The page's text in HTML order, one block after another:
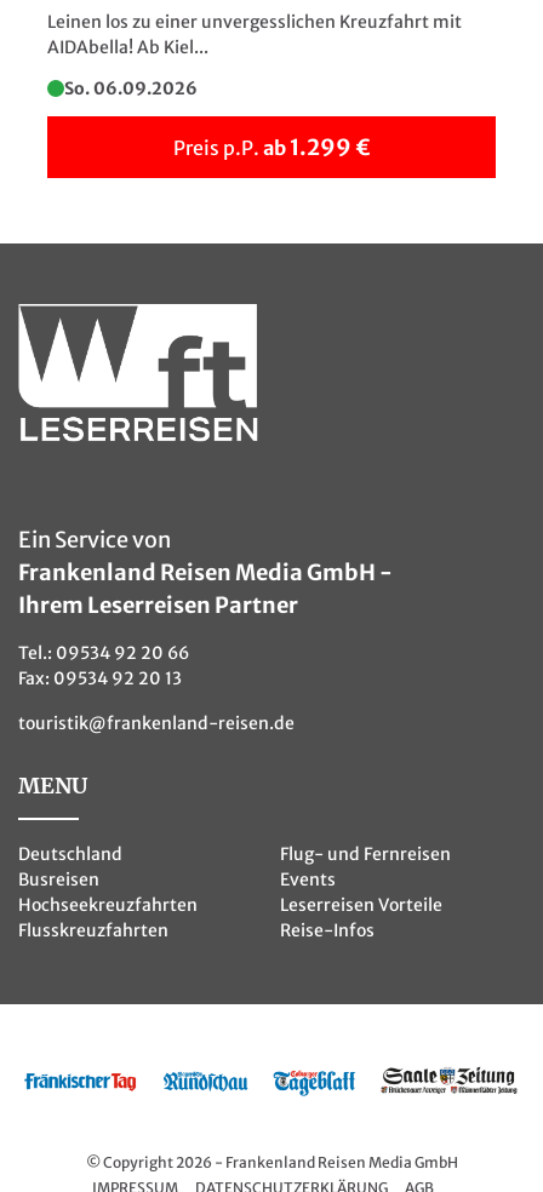
Spaziergang entlang der
Kolonnaden im Kurort
Oldřich Hrb / Czechia Digital Media Library
Leinen los zu einer unvergesslichen Kreuzfahrt mit
AIDAbella! Ab Kiel...
So. 06.09.2026
Preis p.P. ab 1.299 €
Ein Service von
Frankenland Reisen Media GmbH -
Ihrem Leserreisen Partner
Tel.: 09534 92 20 66
Fax: 09534 92 20 13
touristik@frankenland-reisen.de
MENU
Deutschland
Busreisen
Hochseekreuzfahrten
Flusskreuzfahrten
Flug- und Fernreisen
Events
Leserreisen Vorteile
Reise-Infos
© Copyright 2026 - Frankenland Reisen Media GmbH
IMPRESSUM
DATENSCHUTZERKLÄRUNG AGB